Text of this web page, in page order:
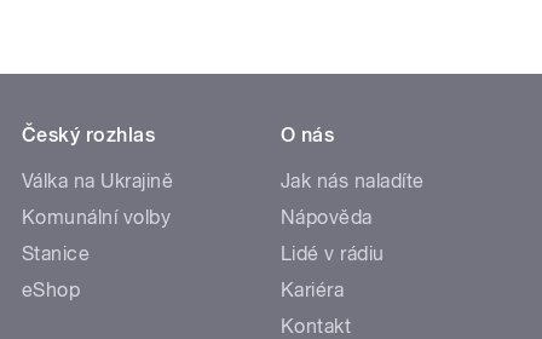
Český rozhlas
Válka na Ukrajině
Komunální volby
Stanice
eShop
O nás
Jak nás naladíte
Nápověda
Lidé v rádiu
Kariéra
Kontakt